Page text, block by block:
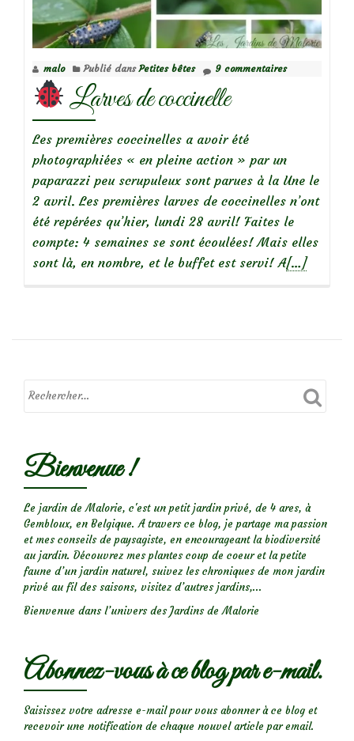
cartonnières
malo Publié dansPetites bêtes 9 commentaires
Larves de coccinelle
Les premières coccinelles a avoir été
photographiées « en pleine action » par un
paparazzi peu scrupuleux sont parues à la Une le
2 avril. Les premières larves de coccinelles n’ont
été repérées qu’hier, lundi 28 avril! Faites le
compte: 4 semaines se sont écoulées! Mais elles
sont là, en nombre, et le buffet est servi! AEn
de
coccinelle
[…]
Bienvenue !
Le jardin de Malorie, c'est un petit jardin privé, de 4 ares, à
Gembloux, en Belgique. A travers ce blog, je partage ma passion
et mes conseils de paysagiste, en encourageant la biodiversité
au jardin. Découvrez mes plantes coup de coeur et la petite
faune d’un jardin naturel, suivez les chroniques de mon jardin
privé au fil des saisons, visitez d’autres jardins,...
Bienvenue dans l’univers des Jardins de Malorie
Abonnez-vous à ce blog par e-mail.
Saisissez votre adresse e-mail pour vous abonner à ce blog et
recevoir une notification de chaque nouvel article par email.